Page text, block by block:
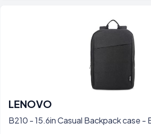
LENOVO
B210 - 15.6in Casual Backpack case -